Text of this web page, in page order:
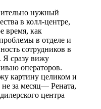
нужный
в колл-центре,
время, как
в отделе и
сотрудников в
Я сразу вижу
операторов.
картину целиком и
за месяц— Рената,
центра